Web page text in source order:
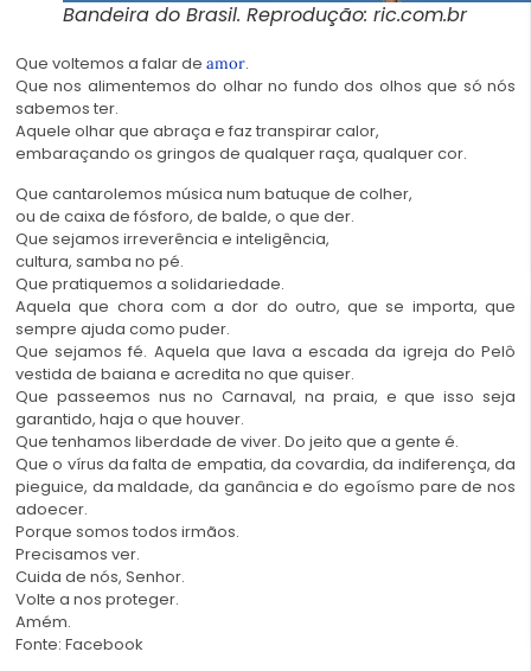
Bandeira do Brasil. Reprodução: ric.com.br
Que voltemos a falar de amor.
Que nos alimentemos do olhar no fundo dos olhos que só nós
sabemos ter.
Aquele olhar que abraça e faz transpirar calor,
embaraçando os gringos de qualquer raça, qualquer cor.
Que cantarolemos música num batuque de colher,
ou de caixa de fósforo, de balde, o que der.
Que sejamos irreverência e inteligência,
cultura, samba no pé.
Que pratiquemos a solidariedade.
Aquela que chora com a dor do outro, que se importa, que
sempre ajuda como puder.
Que sejamos fé. Aquela que lava a escada da igreja do Pelô
vestida de baiana e acredita no que quiser.
Que passeemos nus no Carnaval, na praia, e que isso seja
garantido, haja o que houver.
Que tenhamos liberdade de viver. Do jeito que a gente é.
Que o vírus da falta de empatia, da covardia, da indiferença, da
pieguice, da maldade, da ganância e do egoísmo pare de nos
adoecer.
Porque somos todos irmãos.
Precisamos ver.
Cuida de nós, Senhor.
Volte a nos proteger.
Amém.
Fonte: Facebook